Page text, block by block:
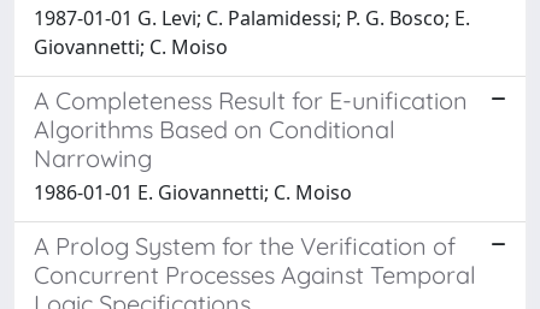
1987-01-01 G. Levi; C. Palamidessi; P. G. Bosco; E.
Giovannetti; C. Moiso
A Completeness Result for E-unification
Algorithms Based on Conditional
Narrowing
1986-01-01 E. Giovannetti; C. Moiso
A Prolog System for the Verification of
Concurrent Processes Against Temporal